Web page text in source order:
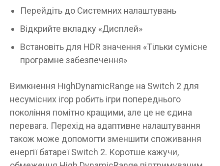
Перейдіть до Системних налаштувань
Відкрийте вкладку «Дисплей»
Встановіть для HDR значення «Тільки сумісне
програмне забезпечення»
Вимкнення HighDynamicRange на Switch 2 для
несумісних ігор робить ігри попереднього
покоління помітно кращими, але це не єдина
перевага. Перехід на адаптивне налаштування
також може допомогти зменшити споживання
енергії батареї Switch 2. Коротше кажучи,